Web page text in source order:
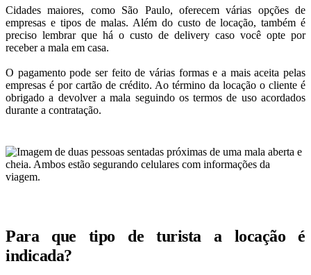
Cidades maiores, como São Paulo, oferecem várias opções de
empresas e tipos de malas. Além do custo de locação, também é
preciso lembrar que há o custo de delivery caso você opte por
receber a mala em casa.
O pagamento pode ser feito de várias formas e a mais aceita pelas
empresas é por cartão de crédito. Ao término da locação o cliente é
obrigado a devolver a mala seguindo os termos de uso acordados
durante a contratação.
Para que tipo de turista a locação é
indicada?